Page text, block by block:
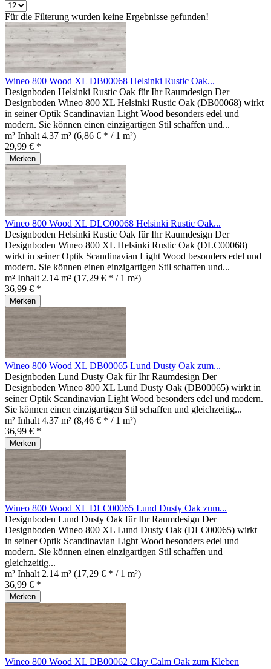
Für die Filterung wurden keine Ergebnisse gefunden!
Wineo 800 Wood XL DB00068 Helsinki Rustic Oak...
Designboden Helsinki Rustic Oak für Ihr Raumdesign Der
Designboden Wineo 800 XL Helsinki Rustic Oak (DB00068) wirkt
in seiner Optik Scandinavian Light Wood besonders edel und
modern. Sie können einen einzigartigen Stil schaffen und...
m² Inhalt 4.37 m² (6,86 € * / 1 m²)
29,99 € *
Merken
Wineo 800 Wood XL DLC00068 Helsinki Rustic Oak...
Designboden Helsinki Rustic Oak für Ihr Raumdesign Der
Designboden Wineo 800 XL Helsinki Rustic Oak (DLC00068)
wirkt in seiner Optik Scandinavian Light Wood besonders edel und
modern. Sie können einen einzigartigen Stil schaffen und...
m² Inhalt 2.14 m² (17,29 € * / 1 m²)
36,99 € *
Merken
Wineo 800 Wood XL DB00065 Lund Dusty Oak zum...
Designboden Lund Dusty Oak für Ihr Raumdesign Der
Designboden Wineo 800 XL Lund Dusty Oak (DB00065) wirkt in
seiner Optik Scandinavian Light Wood besonders edel und modern.
Sie können einen einzigartigen Stil schaffen und gleichzeitig...
m² Inhalt 4.37 m² (8,46 € * / 1 m²)
36,99 € *
Merken
Wineo 800 Wood XL DLC00065 Lund Dusty Oak zum...
Designboden Lund Dusty Oak für Ihr Raumdesign Der
Designboden Wineo 800 XL Lund Dusty Oak (DLC00065) wirkt
in seiner Optik Scandinavian Light Wood besonders edel und
modern. Sie können einen einzigartigen Stil schaffen und
gleichzeitig...
m² Inhalt 2.14 m² (17,29 € * / 1 m²)
36,99 € *
Merken
Wineo 800 Wood XL DB00062 Clay Calm Oak zum Kleben